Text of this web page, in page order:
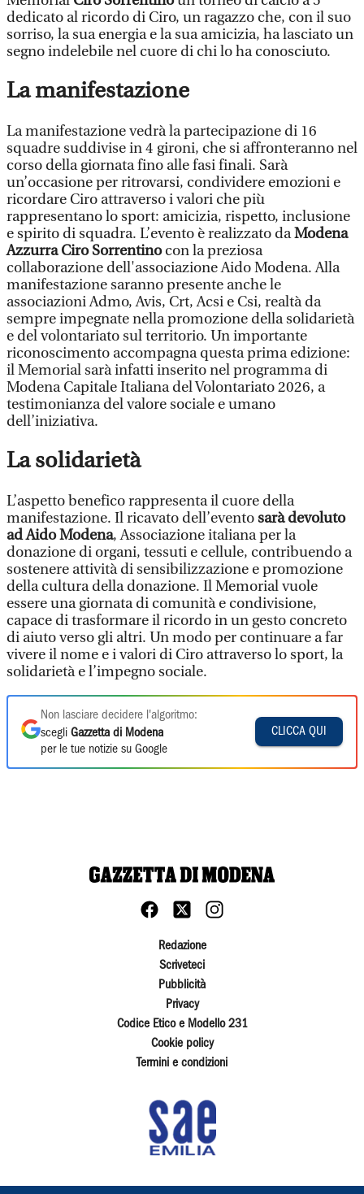
dedicato al ricordo di Ciro, un ragazzo che, con il suo
sorriso, la sua energia e la sua amicizia, ha lasciato un
segno indelebile nel cuore di chi lo ha conosciuto.
La manifestazione
La manifestazione vedrà la partecipazione di 16
squadre suddivise in 4 gironi, che si affronteranno nel
corso della giornata fino alle fasi finali. Sarà
un’occasione per ritrovarsi, condividere emozioni e
ricordare Ciro attraverso i valori che più
rappresentano lo sport: amicizia, rispetto, inclusione
e spirito di squadra. L’evento è realizzato daModena
Azzurra Ciro Sorrentinocon la preziosa
collaborazione dell'associazione Aido Modena. Alla
manifestazione saranno presente anche le
associazioni Admo, Avis, Crt, Acsi e Csi, realtà da
sempre impegnate nella promozione della solidarietà
e del volontariato sul territorio. Un importante
riconoscimento accompagna questa prima edizione:
il Memorial sarà infatti inserito nel programma di
Modena Capitale Italiana del Volontariato 2026, a
testimonianza del valore sociale e umano
dell’iniziativa.
La solidarietà
L’aspetto benefico rappresenta il cuore della
manifestazione. Il ricavato dell’eventosarà devoluto
ad Aido Modena, Associazione italiana per la
donazione di organi, tessuti e cellule, contribuendo a
sostenere attività di sensibilizzazione e promozione
della cultura della donazione. Il Memorial vuole
essere una giornata di comunità e condivisione,
capace di trasformare il ricordo in un gesto concreto
di aiuto verso gli altri. Un modo per continuare a far
vivere il nome e i valori di Ciro attraverso lo sport, la
solidarietà e l’impegno sociale.
Non lasciare decidere l'algoritmo:
scegli Gazzetta di Modena
per le tue notizie su Google
CLICCA QUI
Redazione
Scriveteci
Pubblicità
Privacy
Codice Etico e Modello 231
Cookie policy
Termini e condizioni